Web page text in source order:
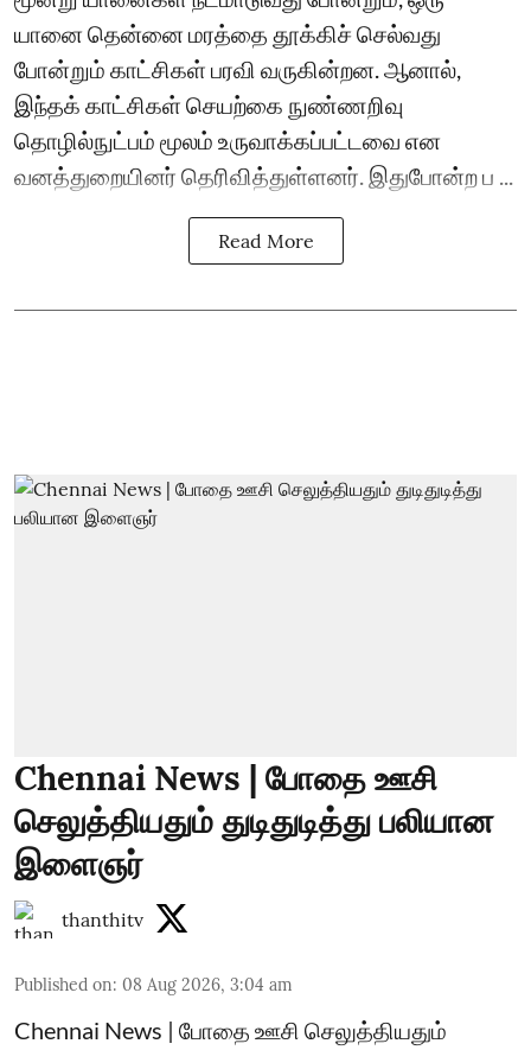
யானை தென்னை மரத்தை தூக்கிச் செல்வது
போன்றும் காட்சிகள் பரவி வருகின்றன. ஆனால்,
இந்தக் காட்சிகள் செயற்கை நுண்ணறிவு
தொழில்நுட்பம் மூலம் உருவாக்கப்பட்டவை என
வனத்துறையினர் தெரிவித்துள்ளனர். இதுபோன்ற ப ...
Read More
Chennai News | போதை ஊசி
செலுத்தியதும் துடிதுடித்து பலியான
இளைஞர்
thanthitv
Published on: 08 Aug 2026, 3:04 am
Chennai News | போதை ஊசி செலுத்தியதும்